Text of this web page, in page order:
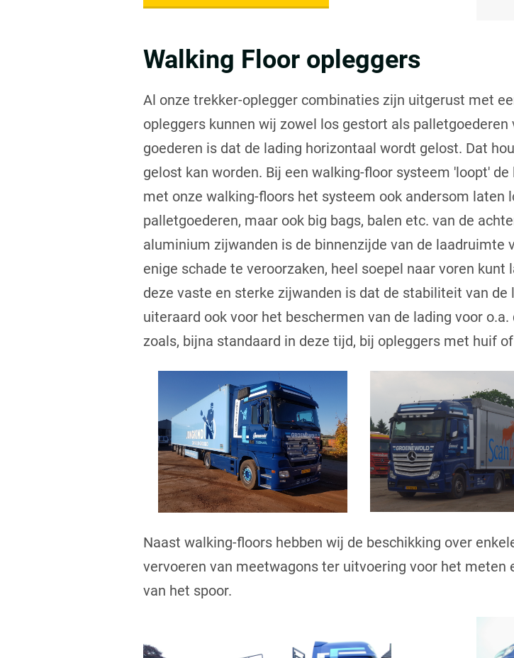
Walking Floor opleggers
Al onze trekker-oplegger combinaties zijn uitgerust met
opleggers kunnen wij zowel los gestort als
goederen is dat de lading horizontaal wordt gelost. Dat
gelost kan worden. Bij een walking-floor systeem 'loopt'
met onze walking-floors het systeem ook andersom laten
palletgoederen, maar ook big bags, balen etc. van de
aluminium zijwanden is de binnenzijde van de laadruimte
enige schade te veroorzaken, heel soepel naar voren kunt
deze vaste en sterke zijwanden is dat de stabiliteit van
uiteraard ook voor het beschermen van de lading voor
zoals, bijna standaard in deze tijd, bij opleggers met huif
Naast walking-floors hebben wij de beschikking over
vervoeren van meetwagons ter uitvoering voor het meten
van het spoor.